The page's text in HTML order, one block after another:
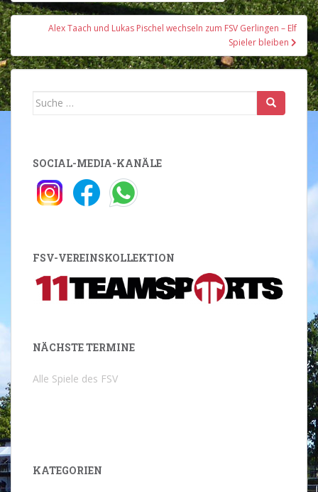
Alex Taach und Lukas Pischel wechseln zum FSV Gerlingen – Elf
Spieler bleiben
Suche
SOCIAL-MEDIA-KANÄLE
FSV-VEREINSKOLLEKTION
NÄCHSTE TERMINE
Alle Spiele des FSV
KATEGORIEN